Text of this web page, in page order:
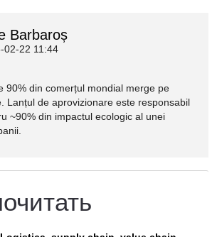
Barbaroș
02-22 11:44
90% din comerțul mondial merge pe
Lanțul de aprovizionare este responsabil
~90% din impactul ecologic al unei